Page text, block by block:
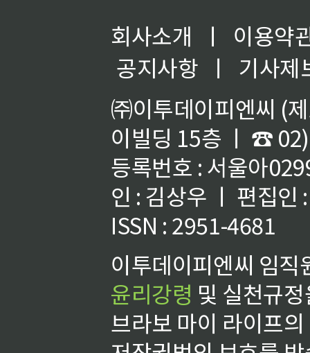
회사소개 ㅣ
이용약
공지사항
ㅣ
기사제
㈜이투데이피엔씨 (
이빌딩 15층 ㅣ ☎
등록번호 : 서울아
인 : 김상우 ㅣ 편집인
ISSN : 2951-4681
이투데이피엔씨 임
윤리강령 및 실천규
브라보 마이 라이프